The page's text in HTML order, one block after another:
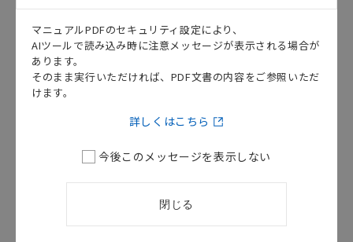
明
1636436-
マ
ー
ト
マニュアルPDFのセキュリティ設定により、
AIツールで読み込み時に注意メッセージが表示される場合が
あります。
そのまま実行いただければ、PDF文書の内容をご参照いただ
けます。
詳しくはこちら
今後このメッセージを表示しない
閉じる